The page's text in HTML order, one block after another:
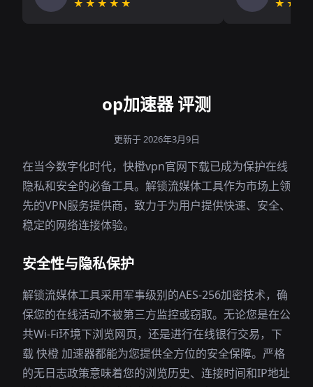
★★★★★
op加速器 评测
更新于 2026年3月9日
在当今数字化时代，快橙vpn官网下载已成为保护在线
隐私和安全的必备工具。解锁流媒体工具作为市场上领
先的VPN服务提供商，致力于为用户提供快速、安全、
稳定的网络连接体验。
安全性与隐私保护
解锁流媒体工具采用军事级别的AES-256加密技术，确
保您的在线活动不被第三方监控或窃取。无论您是在公
共Wi-Fi环境下浏览网页，还是进行在线银行交易，下
载 快橙 加速器都能为您提供全方位的安全保障。严格
的无日志政策意味着您的浏览历史、连接时间和IP地址